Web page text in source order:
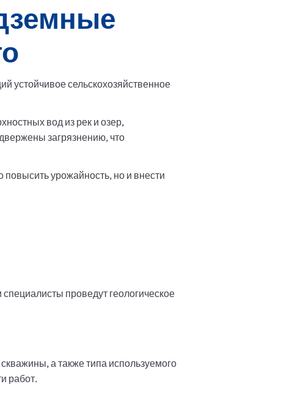
устойчивое сельскохозяйственное
вод из рек и озер,
загрязнению, что
урожайность, но и внести
проведут геологическое
а также типа используемого
работ.